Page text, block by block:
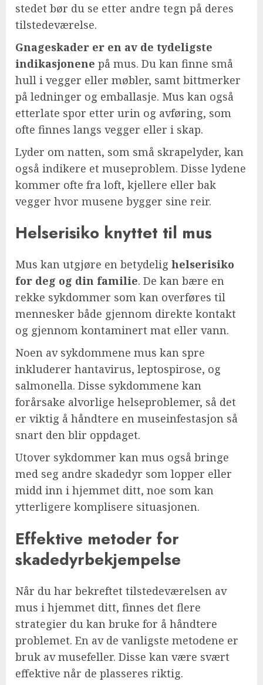
stedet bør du se etter andre tegn på deres
tilstedeværelse.
Gnageskader er en av de tydeligste
indikasjonene på mus. Du kan finne små
hull i vegger eller møbler, samt bittmerker
på ledninger og emballasje. Mus kan også
etterlate spor etter urin og avføring, som
ofte finnes langs vegger eller i skap.
Lyder om natten, som små skrapelyder, kan
også indikere et museproblem. Disse lydene
kommer ofte fra loft, kjellere eller bak
vegger hvor musene bygger sine reir.
Helserisiko knyttet til mus
Mus kan utgjøre en betydelig helserisiko
for deg og din familie. De kan bære en
rekke sykdommer som kan overføres til
mennesker både gjennom direkte kontakt
og gjennom kontaminert mat eller vann.
Noen av sykdommene mus kan spre
inkluderer hantavirus, leptospirose, og
salmonella. Disse sykdommene kan
forårsake alvorlige helseproblemer, så det
er viktig å håndtere en museinfestasjon så
snart den blir oppdaget.
Utover sykdommer kan mus også bringe
med seg andre skadedyr som lopper eller
midd inn i hjemmet ditt, noe som kan
ytterligere komplisere situasjonen.
Effektive metoder for
skadedyrbekjempelse
Når du har bekreftet tilstedeværelsen av
mus i hjemmet ditt, finnes det flere
strategier du kan bruke for å håndtere
problemet. En av de vanligste metodene er
bruk av musefeller. Disse kan være svært
effektive når de plasseres riktig.